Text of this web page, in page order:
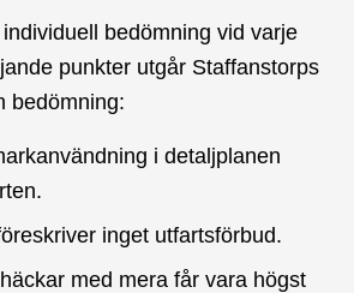
bedömning vid varje
punkter utgår Staffanstorps
bedömning:
i detaljplanen
inget utfartsförbud.
med mera får vara högst